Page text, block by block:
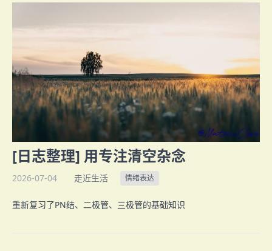
[日志整理] 用专注清空杂念
2026-07-04 走近生活 情绪表达
重新复习了PN结、二极管、三极管的基础知识